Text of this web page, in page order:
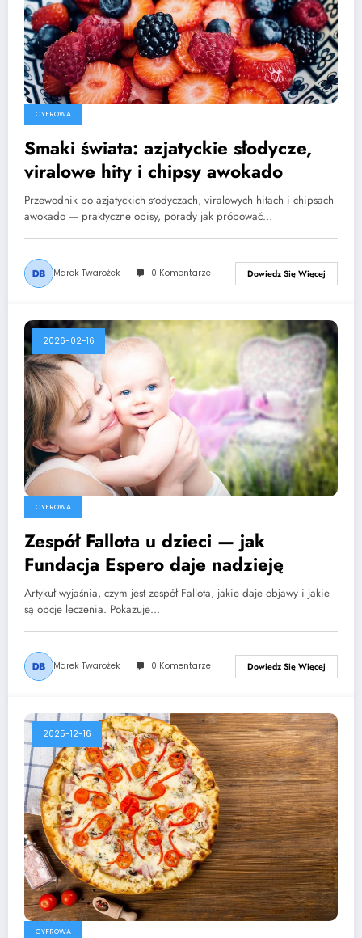
CYFROWA
Smaki świata: azjatyckie słodycze,
viralowe hity i chipsy awokado
Przewodnik po azjatyckich słodyczach, viralowych hitach i chipsach
awokado — praktyczne opisy, porady jak próbować…
Marek Twarożek 0 Komentarze Dowiedz Się Więcej
2026-02-16
CYFROWA
Zespół Fallota u dzieci — jak
Fundacja Espero daje nadzieję
Artykuł wyjaśnia, czym jest zespół Fallota, jakie daje objawy i jakie
są opcje leczenia. Pokazuje…
Marek Twarożek 0 Komentarze Dowiedz Się Więcej
2025-12-16
CYFROWA